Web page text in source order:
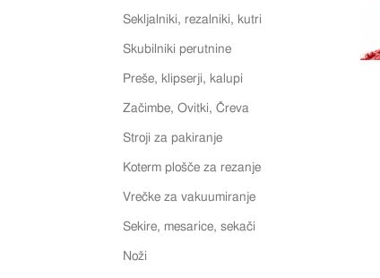
Sekljalniki, rezalniki, kutri
Skubilniki perutnine
Preše, klipserji, kalupi
Začimbe, Ovitki, Čreva
Stroji za pakiranje
Koterm plošče za rezanje
Vrečke za vakuumiranje
Sekire, mesarice, sekači
Noži